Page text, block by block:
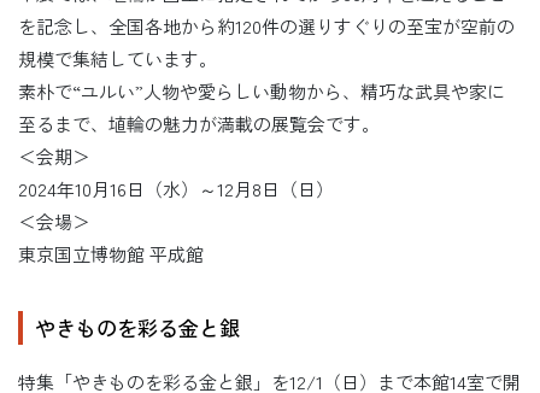
を記念し、全国各地から約120件の選りすぐりの至宝が空前の
規模で集結しています。
素朴で“ユルい”人物や愛らしい動物から、精巧な武具や家に
至るまで、埴輪の魅力が満載の展覧会です。
＜会期＞
2024年10月16日（水）～12月8日（日）
＜会場＞
東京国立博物館 平成館
やきものを彩る金と銀
特集「やきものを彩る金と銀」を12/1（日）まで本館14室で開